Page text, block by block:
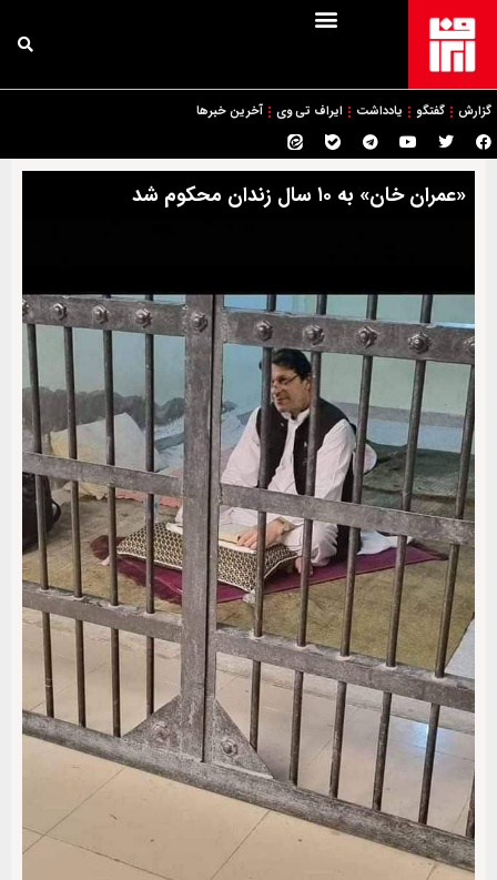
گزارش گفتگو یادداشت ایراف تی وی آخرین خبرها
«عمران خان» به ۱۰ سال زندان محکوم شد